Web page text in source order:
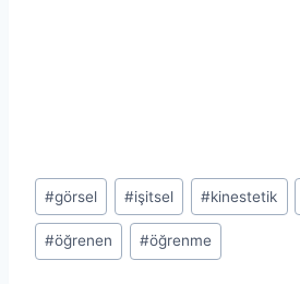
Post
Tags:
#görsel #işitsel #kinestetik
#öğrenen #öğrenme